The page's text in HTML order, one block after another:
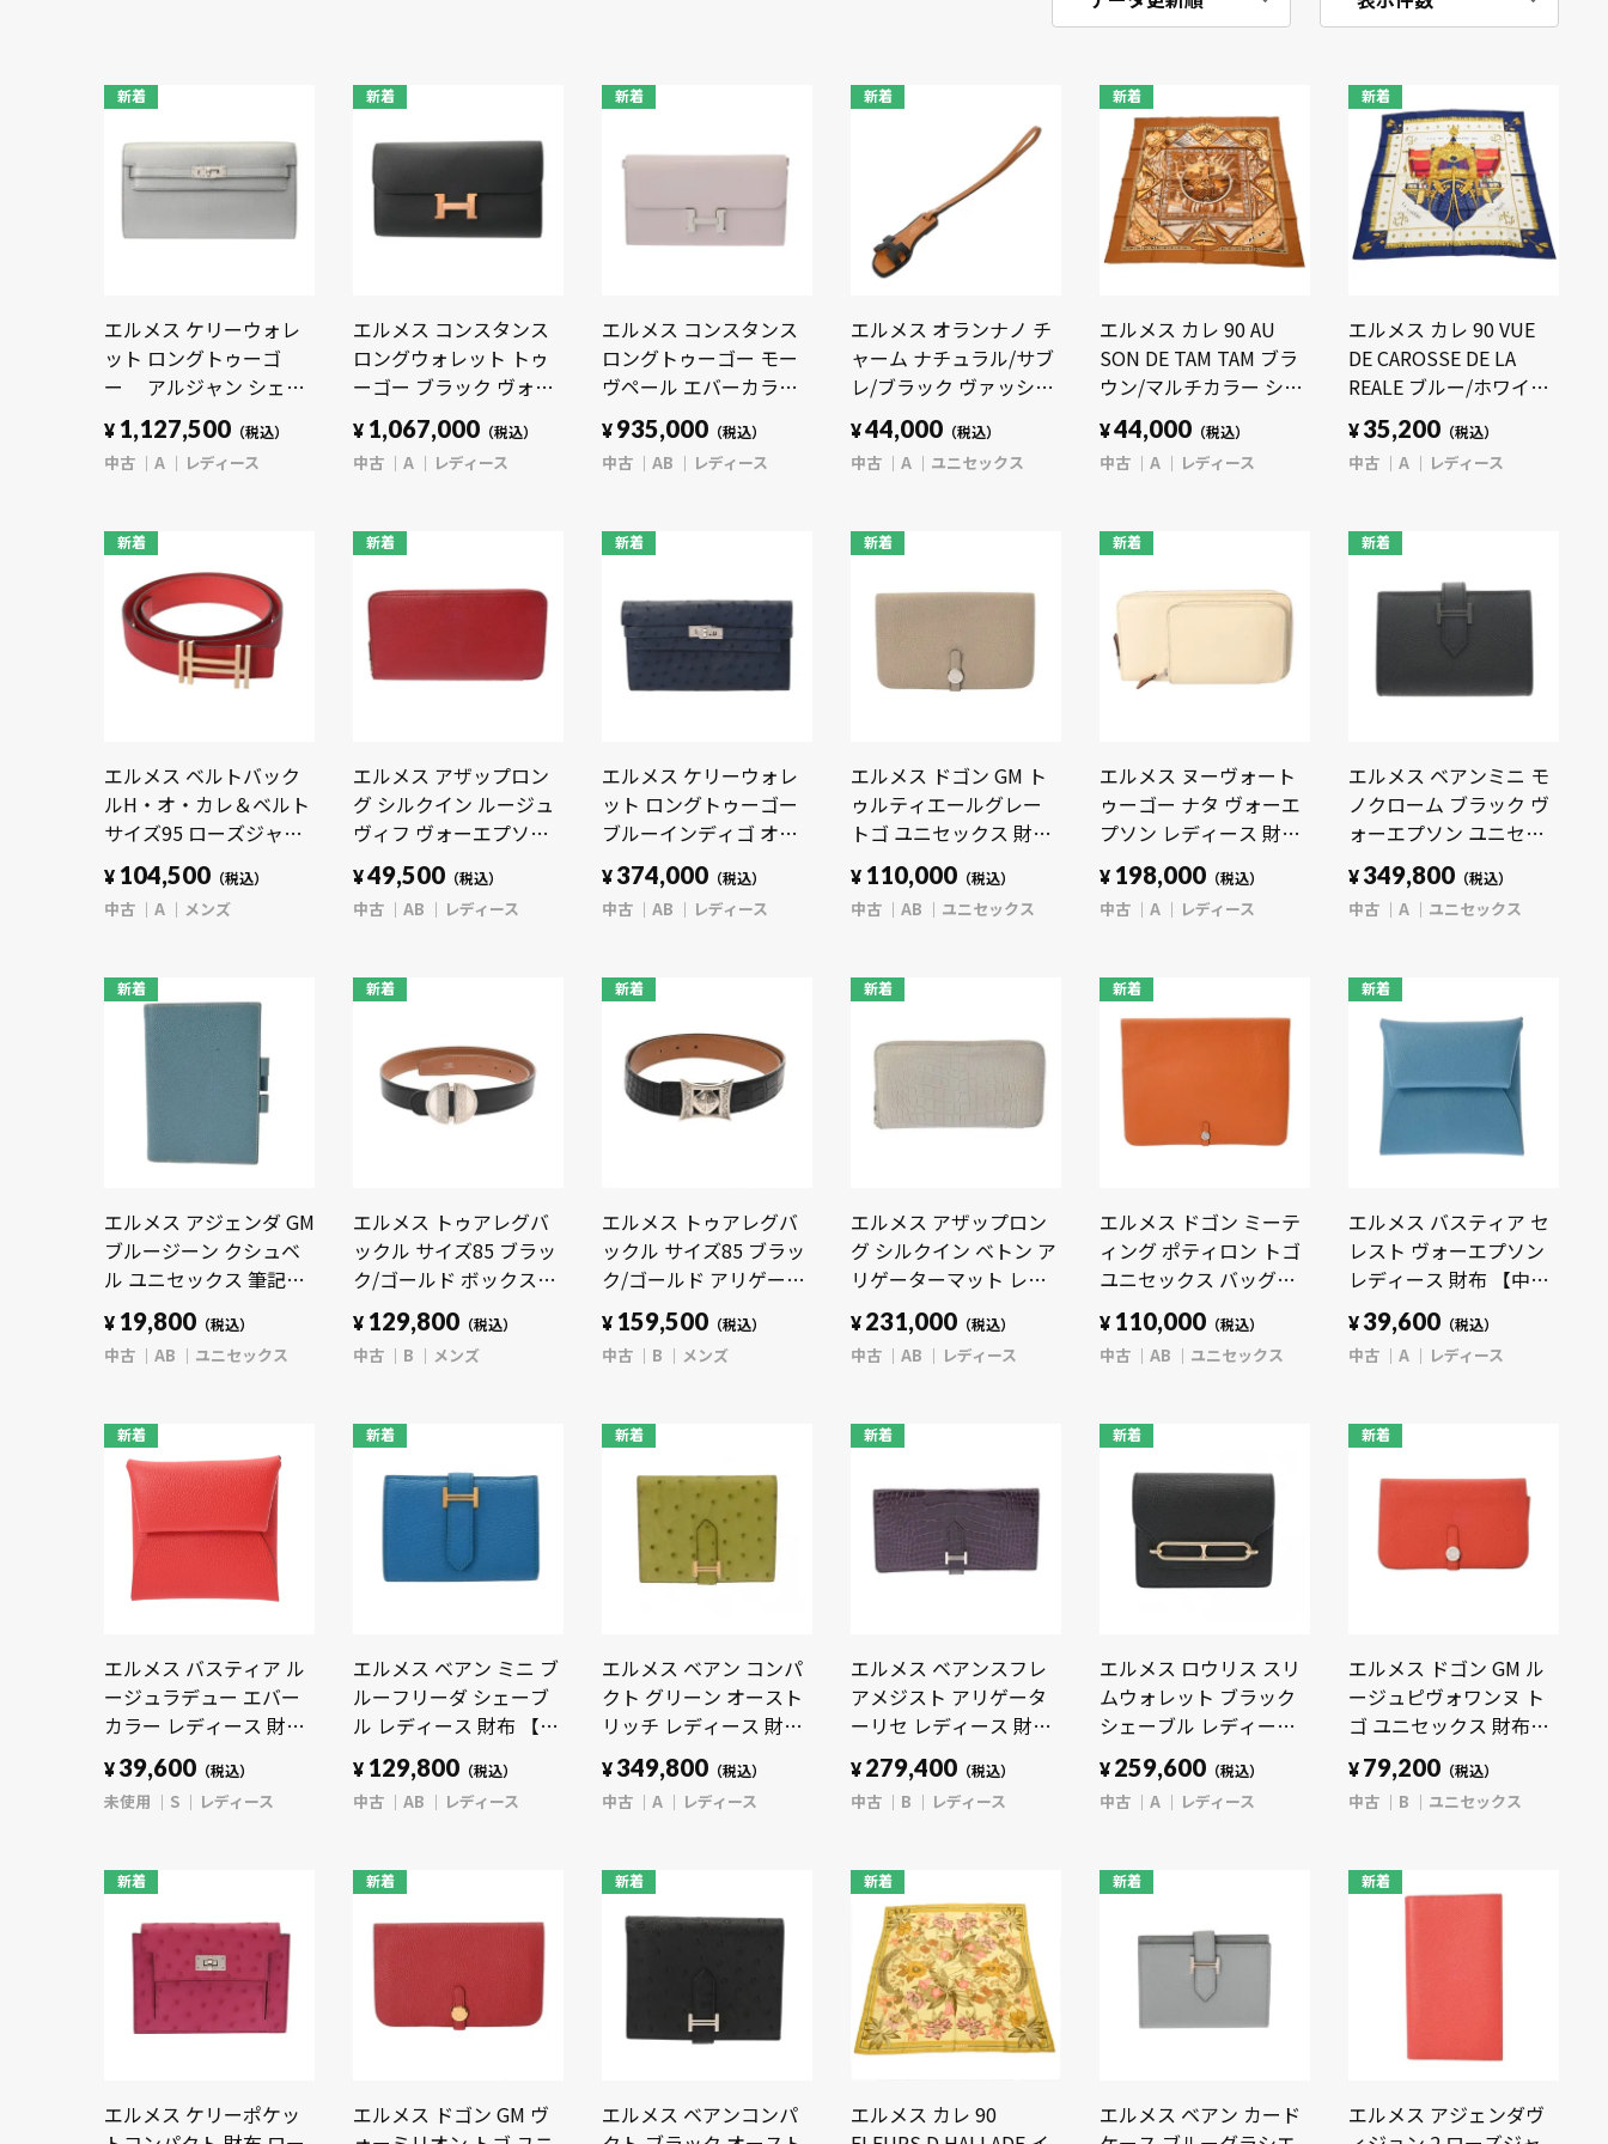
新着
エルメス ケリーウォレ
ット ロングトゥーゴ
ー アルジャン シェー
ブルシャムキラ レディ
ース 財布 【中古】
【purse】
¥ 1,127,500 （税込）
中古 A レディース
新着
エルメス コンスタンス
ロングウォレット トゥ
ーゴー ブラック ヴォー
エプソン レディース 財
布 【中古】【purse】
¥ 1,067,000 （税込）
中古 A レディース
新着
エルメス コンスタンス
ロングトゥーゴー モー
ヴペール エバーカラー
レディース 財布 【中
古】【purse】
¥ 935,000 （税込）
中古 AB レディース
新着
エルメス オランナノ チ
ャーム ナチュラル/サブ
レ/ブラック ヴァッシュ
ハンター/ヴォーエプソ
ン/ヴォーバトラー ユニ
セックス 【中古】
¥44,000 （税込）
中古 A ユニセックス
新着
エルメス カレ 90 AU
SON DE TAM TAM ブラ
ウン/マルチカラー シル
ク レディース 【中古】
【other】
¥44,000 （税込）
中古 A レディース
新着
エルメス カレ 90 VUE
DE CAROSSE DE LA
REALE ブルー/ホワイト/
ゴールド シルク レディ
ース 【中古】【other】
¥ 35,200 （税込）
中古 A レディース
新着
エルメス ベルトバック
ルH・オ・カレ＆ベルト
サイズ95 ローズジャイ
プール エプソン/ヴォ―
シャモニー メンズ 【中
古】【other】
¥ 104,500 （税込）
中古 A メンズ
新着
エルメス アザップロン
グ シルクイン ルージュ
ヴィフ ヴォーエプソン
レディース 財布 【中
古】【purse】
¥49,500 （税込）
中古 AB レディース
新着
エルメス ケリーウォレ
ット ロングトゥーゴー
ブルーインディゴ オー
ストリッチ レディース
財布 【中古】【purse】
¥ 374,000 （税込）
中古 AB レディース
新着
エルメス ドゴン GM ト
ゥルティエールグレー
トゴ ユニセックス 財布
【中古】【purse】
¥ 110,000 （税込）
中古 AB ユニセックス
新着
エルメス ヌーヴォート
ゥーゴー ナタ ヴォーエ
プソン レディース 財布
【中古】【purse】
¥ 198,000 （税込）
中古 A レディース
新着
エルメス ベアンミニ モ
ノクローム ブラック ヴ
ォーエプソン ユニセッ
クス 【中古】【other】
¥ 349,800 （税込）
中古 A ユニセックス
新着
エルメス アジェンダ GM
ブルージーン クシュベ
ル ユニセックス 筆記具
【中古】【other】
¥ 19,800 （税込）
中古 AB ユニセックス
新着
エルメス トゥアレグバ
ックル サイズ85 ブラッ
ク/ゴールド ボックスカ
ーフ/クシュベル メンズ
【中古】【other】
¥ 129,800 （税込）
中古 B メンズ
新着
エルメス トゥアレグバ
ックル サイズ85 ブラッ
ク/ゴールド アリゲータ
ー/ボックスカーフ メン
ズ 【中古】【other】
¥ 159,500 （税込）
中古 B メンズ
新着
エルメス アザップロン
グ シルクイン ベトン ア
リゲーターマット レデ
ィース 財布 【中古】
【purse】
¥ 231,000 （税込）
中古 AB レディース
新着
エルメス ドゴン ミーテ
ィング ポティロン トゴ
ユニセックス バッグ
【中古】【bag】
¥ 110,000 （税込）
中古 AB ユニセックス
新着
エルメス バスティア セ
レスト ヴォーエプソン
レディース 財布 【中
古】【purse】
¥ 39,600 （税込）
中古 A レディース
新着
エルメス バスティア ル
ージュラデュー エバー
カラー レディース 財布
【未使用】【purse】
¥ 39,600 （税込）
未使用 S レディース
新着
エルメス ベアン ミニ ブ
ルーフリーダ シェーブ
ル レディース 財布 【中
古】【purse】
¥ 129,800 （税込）
中古 AB レディース
新着
エルメス ベアン コンパ
クト グリーン オースト
リッチ レディース 財布
【中古】【purse】
¥ 349,800 （税込）
中古 A レディース
新着
エルメス ベアンスフレ
アメジスト アリゲータ
ーリセ レディース 財布
【中古】【purse】
¥ 279,400 （税込）
中古 B レディース
新着
エルメス ロウリス スリ
ムウォレット ブラック
シェーブル レディース
財布 【中古】【purse】
¥ 259,600 （税込）
中古 A レディース
新着
エルメス ドゴン GM ル
ージュピヴォワンヌ ト
ゴ ユニセックス 財布
【中古】【purse】
¥ 79,200 （税込）
中古 B ユニセックス
新着
エルメス ケリーポケッ
新着
エルメス ドゴン GM ヴ
新着
エルメス ベアンコンパ
新着
エルメス カレ 90
新着
エルメス ベアン カード
新着
エルメス アジェンダヴ